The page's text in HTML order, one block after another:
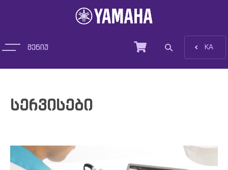
მენიუ KA
დახმარება და ტრეინინგი
სერვისები